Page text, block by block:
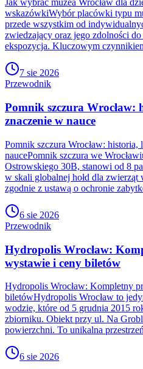
Jak wybrać muzea Wrocław dla
wskazówkiWybór placówki typu
przede wszystkim od
zwiedzający oraz jego zdolności
ekspozycja. Kluczowym
7 sie 2026
Przewodnik
Pomnik szczura Wrocław:
znaczenie w nauce
Pomnik szczura Wrocław:
naucePomnik szczura we
Ostrowskiego 30B, stanowi od 8
w skali globalnej hołd dla
zgodnie z ustawą o ochronie
6 sie 2026
Przewodnik
Hydropolis Wrocław:
wystawie i ceny biletów
Hydropolis Wrocław: Kompletny
biletówHydropolis Wrocław to
wodzie, które od 5 grudnia 2015
zbiorniku. Obiekt przy ul. Na
powierzchni. To unikalna
6 sie 2026